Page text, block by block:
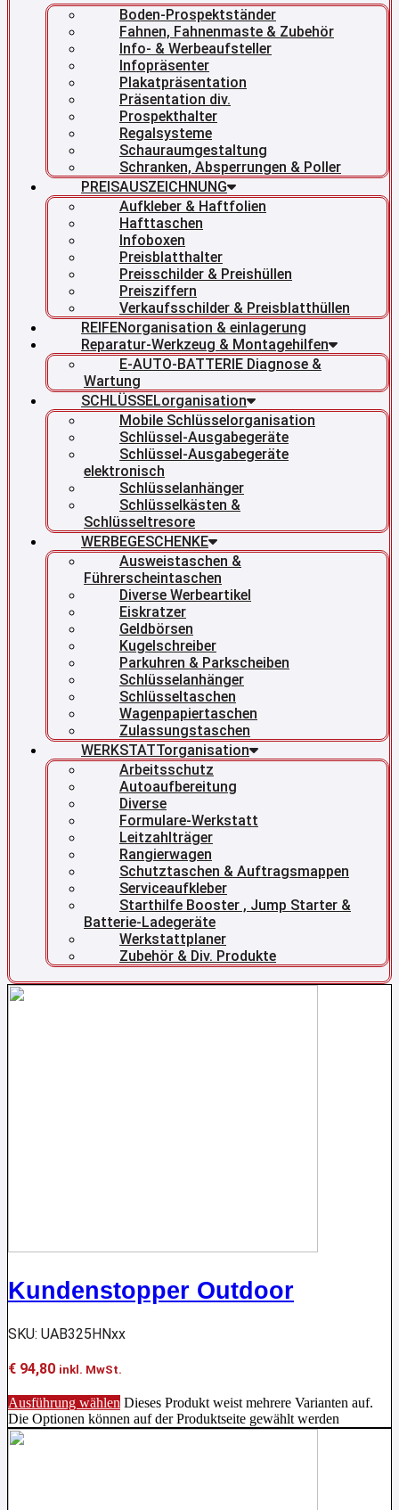
Boden-Prospektständer
Fahnen, Fahnenmaste & Zubehör
Info- & Werbeaufsteller
Infopräsenter
Plakatpräsentation
Präsentation div.
Prospekthalter
Regalsysteme
Schauraumgestaltung
Schranken, Absperrungen & Poller
PREISAUSZEICHNUNG
Aufkleber & Haftfolien
Hafttaschen
Infoboxen
Preisblatthalter
Preisschilder & Preishüllen
Preisziffern
Verkaufsschilder & Preisblatthüllen
REIFENorganisation & einlagerung
Reparatur-Werkzeug & Montagehilfen
E-AUTO-BATTERIE Diagnose &
Wartung
SCHLÜSSELorganisation
Mobile Schlüsselorganisation
Schlüssel-Ausgabegeräte
Schlüssel-Ausgabegeräte
elektronisch
Schlüsselanhänger
Schlüsselkästen &
Schlüsseltresore
WERBEGESCHENKE
Ausweistaschen &
Führerscheintaschen
Diverse Werbeartikel
Eiskratzer
Geldbörsen
Kugelschreiber
Parkuhren & Parkscheiben
Schlüsselanhänger
Schlüsseltaschen
Wagenpapiertaschen
Zulassungstaschen
WERKSTATTorganisation
Arbeitsschutz
Autoaufbereitung
Diverse
Formulare-Werkstatt
Leitzahlträger
Rangierwagen
Schutztaschen & Auftragsmappen
Serviceaufkleber
Starthilfe Booster , Jump Starter &
Batterie-Ladegeräte
Werkstattplaner
Zubehör & Div. Produkte
Kundenstopper Outdoor
SKU: UAB325HNxx
€ 94,80 inkl. MwSt.
Ausführung wählen Dieses Produkt weist mehrere Varianten auf.
Die Optionen können auf der Produktseite gewählt werden